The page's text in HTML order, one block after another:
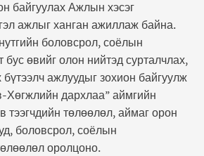
байгуулах Ажлын хэсэг
ажлыг ханган ажиллаж байна.
боловсрол, соёлын
бус өвийг олон нийтэд сурталчлах,
бүтээлч ажлуудыг зохион байгуулж
дархлаа” аймгийн
тээгчдийн төлөөлөл, аймаг орон
боловсрол, соёлын
оролцоно.